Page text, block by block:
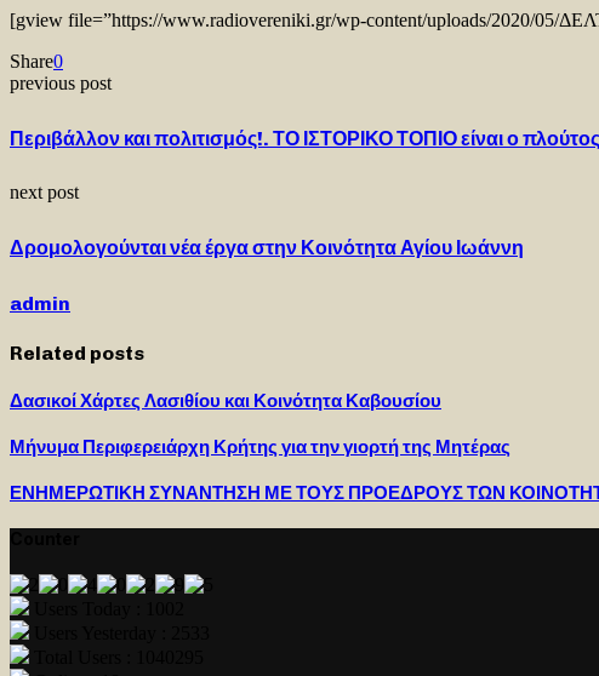
[gview file=”https://www.radiovereniki.gr/wp-content/uploads/
Share0
previous post
Περιβάλλον και πολιτισμός!. ΤΟ ΙΣΤΟΡΙΚΟ ΤΟΠΙΟ είναι ο
next post
Δρομολογούνται νέα έργα στην Κοινότητα Αγίου Ιωάννη
admin
Related posts
Δασικοί Χάρτες Λασιθίου και Κοινότητα Καβουσίου
Μήνυμα Περιφερειάρχη Κρήτης για την γιορτή της Μητέρας
ΕΝΗΜΕΡΩΤΙΚΗ ΣΥΝΑΝΤΗΣΗ ΜΕ ΤΟΥΣ ΠΡΟΕΔΡΟΥΣ ΤΩΝ